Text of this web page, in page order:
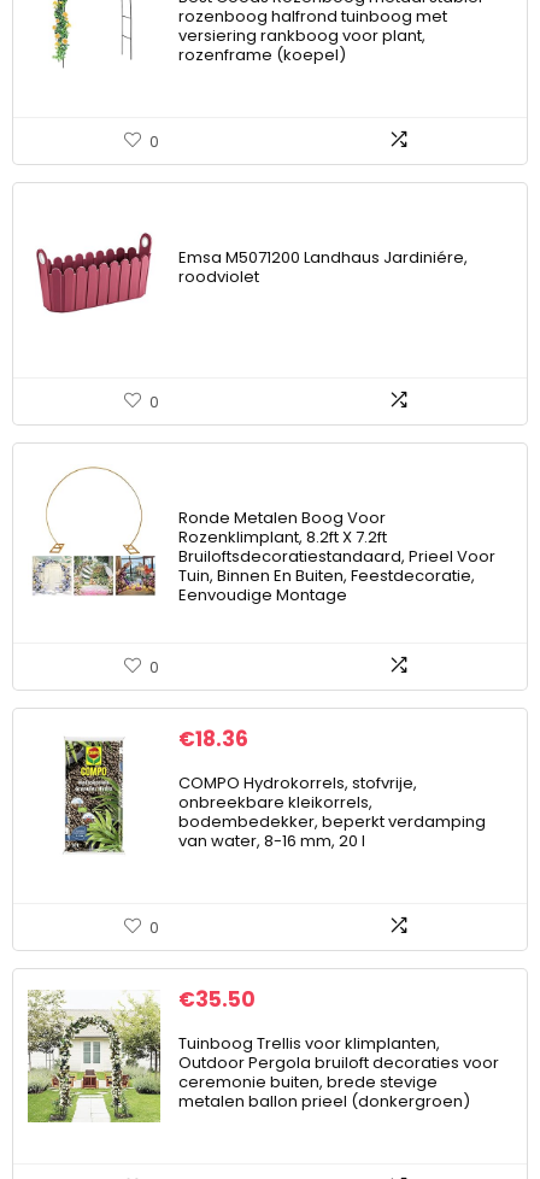
rozenboog halfrond tuinboog met
versiering rankboog voor plant,
rozenframe (koepel)
0
Emsa M5071200 Landhaus Jardiniére,
roodviolet
0
Ronde Metalen Boog Voor
Rozenklimplant, 8.2ft X 7.2ft
Bruiloftsdecoratiestandaard, Prieel Voor
Tuin, Binnen En Buiten, Feestdecoratie,
Eenvoudige Montage
0
€18.36
COMPO Hydrokorrels, stofvrije,
onbreekbare kleikorrels,
bodembedekker, beperkt verdamping
van water, 8-16 mm, 20 l
0
€35.50
Tuinboog Trellis voor klimplanten,
Outdoor Pergola bruiloft decoraties voor
ceremonie buiten, brede stevige
metalen ballon prieel (donkergroen)